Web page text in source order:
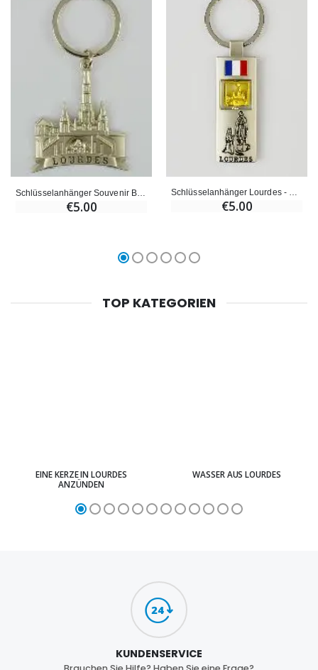
Schlüsselanhänger Souvenir Basilika von Lourdes
€5.00 €5.00
TOP KATEGORIEN
EINE KERZE IN LOURDES
ANZÜNDEN
WASSER AUS LOURDES
KUNDENSERVICE